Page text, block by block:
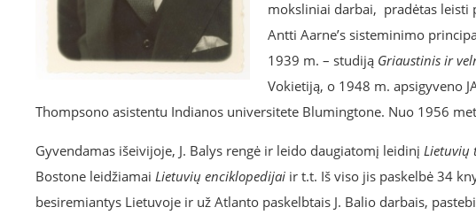
moksliniai darbai, pradėtas leisti
Antti Aarne’s sisteminimo
1939 m. – studiją Griaustinis ir
Vokietiją, o 1948 m. apsigyveno
Thompsono asistentu Indianos universitete Blumingtone. Nuo 1956
Gyvendamas išeivijoje, J. Balys rengė ir leido daugiatomį leidinį Lietuvių
Bostone leidžiamai Lietuvių enciklopedijai ir t.t. Iš viso jis paskelbė 34
besiremiantys Lietuvoje ir už Atlanto paskelbtais J. Balio darbais,